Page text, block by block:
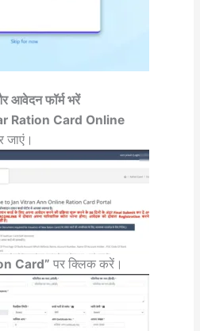
आवेदन फॉर्म भरें
Ration Card Online
जाएं।
Card” पर क्लिक करें।